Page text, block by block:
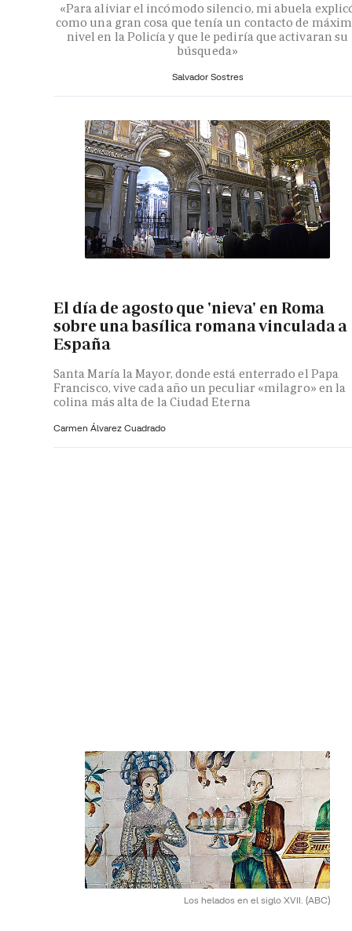
«Para aliviar el incómodo silencio, mi abuela
como una gran cosa que tenía un contacto de
nivel en la Policía y que le pediría que activaran su
búsqueda»
Salvador Sostres
El día de agosto que 'nieva' en Roma
sobre una basílica romana vinculada a
España
Santa María la Mayor, donde está enterrado el Papa
Francisco, vive cada año un peculiar «milagro» en la
colina más alta de la Ciudad Eterna
Carmen Álvarez Cuadrado
Los helados en el siglo XVII. (ABC)